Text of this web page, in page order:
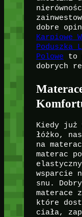
dobre
Karpiowe
Poduszka
Polowe to
dobrych
Kiedy już
łóżko,
na
materac
wsparcie
snu.
materace
które
ciała,